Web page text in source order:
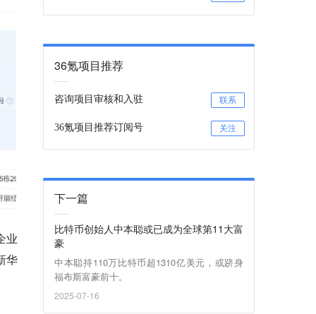
业
华
36氪项目推荐
咨询项目审核和入驻 联系
36氪项目推荐订阅号 关注
下一篇
比特币创始人中本聪或已成为全球第11大富
豪
中本聪持110万比特币超1310亿美元，或跻身
福布斯富豪前十。
2025-07-16